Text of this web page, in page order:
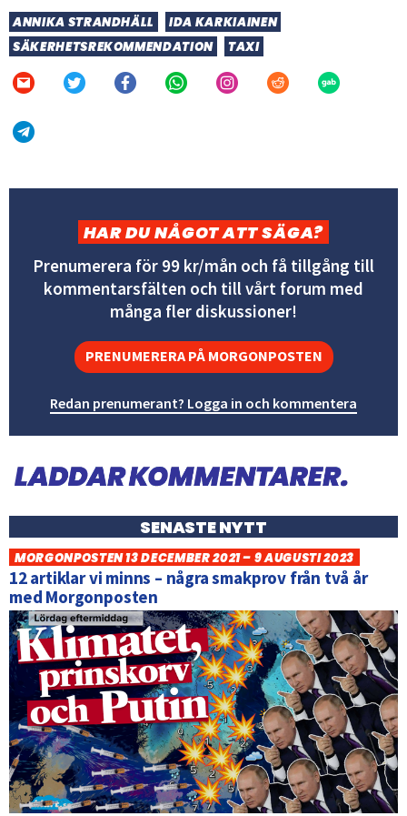
ANNIKA STRANDHÄLL
IDA KARKIAINEN
SÄKERHETSREKOMMENDATION
TAXI
HAR DU NÅGOT ATT SÄGA?
Prenumerera för 99 kr/mån och få tillgång till
kommentarsfälten och till vårt forum med
många fler diskussioner!
PRENUMERERA PÅ MORGONPOSTEN
Redan prenumerant? Logga in och kommentera
SENASTE NYTT
MORGONPOSTEN 13 DECEMBER 2021 – 9 AUGUSTI 2023
12 artiklar vi minns – några smakprov från två år
med Morgonposten